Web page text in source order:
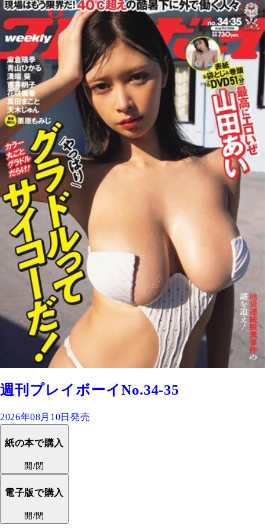
週刊プレイボーイNo.34-35
2026年08月10日発売
紙の本で購入
開/閉
電子版で購入
開/閉